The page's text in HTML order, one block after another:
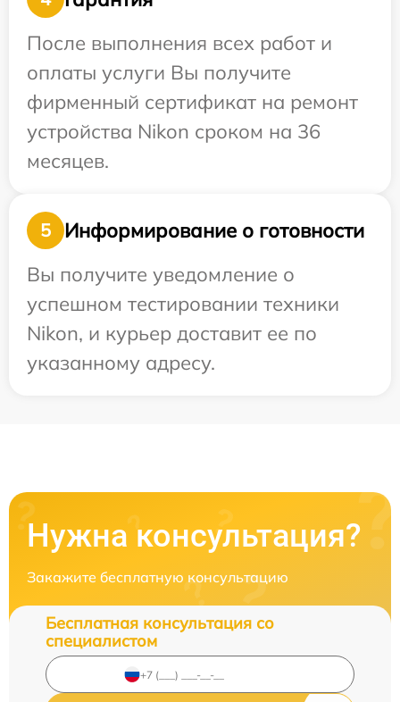
После выполнения всех работ и
оплаты услуги Вы получите
фирменный сертификат на ремонт
устройства Nikon сроком на 36
месяцев.
5
Информирование о готовности
Вы получите уведомление о
успешном тестировании техники
Nikon, и курьер доставит ее по
указанному адресу.
Нужна консультация?
Закажите бесплатную консультацию
Бесплатная консультация со
специалистом